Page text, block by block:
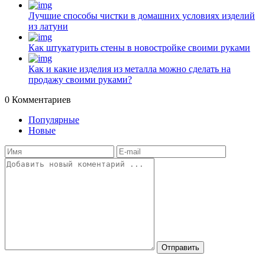
Лучшие способы чистки в домашних условиях изделий
из латуни
Как штукатурить стены в новостройке своими руками
Как и какие изделия из металла можно сделать на
продажу своими руками?
0 Комментариев
Популярные
Новые
Отправить